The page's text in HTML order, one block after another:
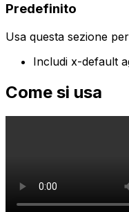
Predefinito
Usa questa sezione
Includi x-default
Come si usa